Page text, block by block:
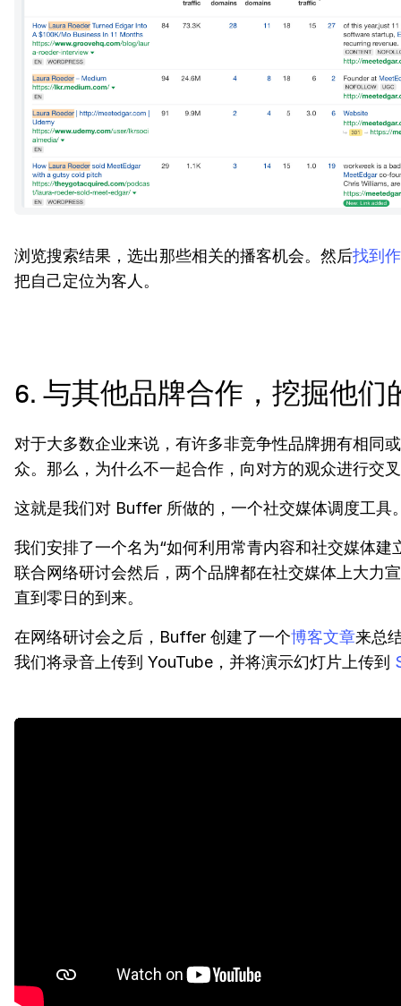
浏览搜索结果，选出那些相关的播客机会。然后找到
把自己定位为客人。
6. 与其他品牌合作，挖掘他们
对于大多数企业来说，有许多非竞争性品牌拥有相同
众。那么，为什么不一起合作，向对方的观众进行交
这就是我们对 Buffer 所做的，一个社交媒体调度工具
我们安排了一个名为“如何利用常青内容和社交媒体建
联合网络研讨会然后，两个品牌都在社交媒体上大力
直到零日的到来。
在网络研讨会之后，Buffer 创建了一个博客文章来总
我们将录音上传到 YouTube，并将演示幻灯片上传到